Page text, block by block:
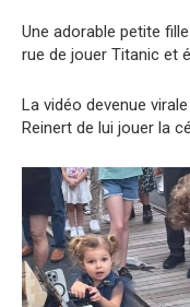
Une adorable petite
rue de jouer Titanic et
La vidéo devenue
Reinert de lui jouer la